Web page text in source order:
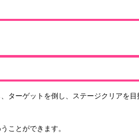
ターゲットを倒し、ステージクリアを目
ことができます。